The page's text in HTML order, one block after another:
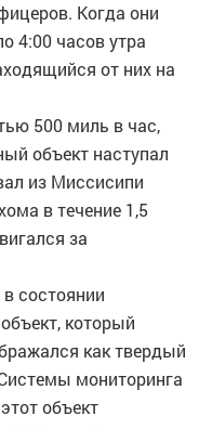
Когда они
4:00 часов утра
от них на
500 миль в час,
объект наступал
из Миссисипи
в течение 1,5
за
состоянии
который
как твердый
мониторинга
объект